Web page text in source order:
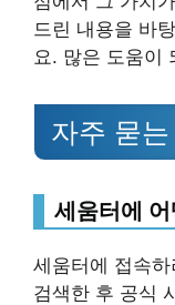
드린 내용을 바
요. 많은 도움이
자주 묻
세움터에
세움터에 접속하
검색한 후 공식